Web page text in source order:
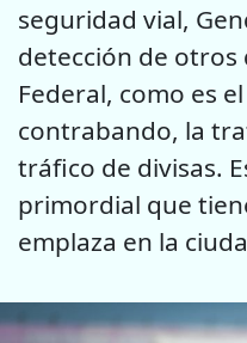
seguridad vial,
detección de
Federal, como es
contrabando, la
tráfico de divisas.
primordial que
emplaza en la